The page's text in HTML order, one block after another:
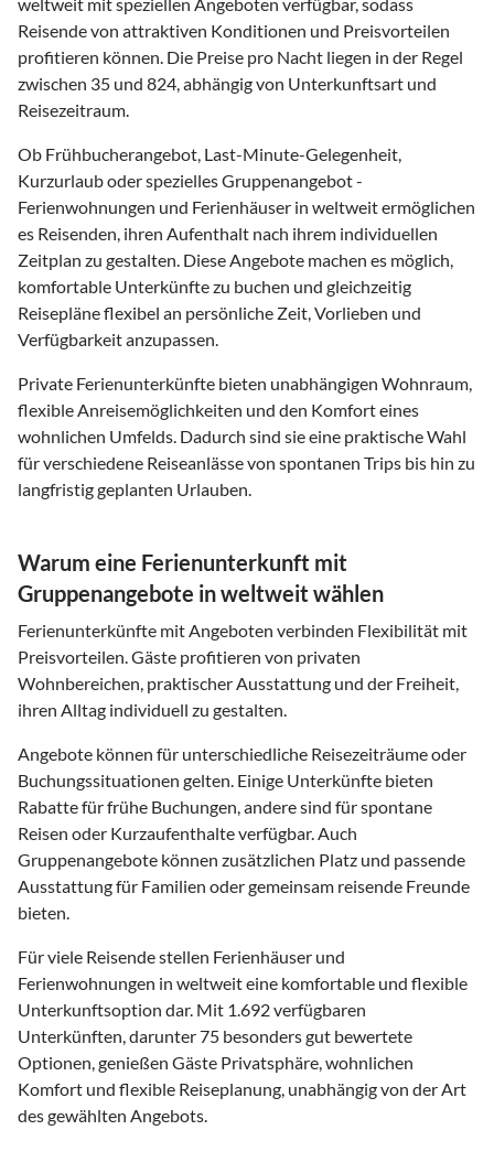
Reisende von attraktiven Konditionen und Preisvorteilen
profitieren können. Die Preise pro Nacht liegen in der Regel
zwischen 35 und 824, abhängig von Unterkunftsart und
Reisezeitraum.
Ob Frühbucherangebot, Last-Minute-Gelegenheit,
Kurzurlaub oder spezielles Gruppenangebot -
Ferienwohnungen und Ferienhäuser in weltweit ermöglichen
es Reisenden, ihren Aufenthalt nach ihrem individuellen
Zeitplan zu gestalten. Diese Angebote machen es möglich,
komfortable Unterkünfte zu buchen und gleichzeitig
Reisepläne flexibel an persönliche Zeit, Vorlieben und
Verfügbarkeit anzupassen.
Private Ferienunterkünfte bieten unabhängigen Wohnraum,
flexible Anreisemöglichkeiten und den Komfort eines
wohnlichen Umfelds. Dadurch sind sie eine praktische Wahl
für verschiedene Reiseanlässe von spontanen Trips bis hin zu
langfristig geplanten Urlauben.
Warum eine Ferienunterkunft mit
Gruppenangebote in weltweit wählen
Ferienunterkünfte mit Angeboten verbinden Flexibilität mit
Preisvorteilen. Gäste profitieren von privaten
Wohnbereichen, praktischer Ausstattung und der Freiheit,
ihren Alltag individuell zu gestalten.
Angebote können für unterschiedliche Reisezeiträume oder
Buchungssituationen gelten. Einige Unterkünfte bieten
Rabatte für frühe Buchungen, andere sind für spontane
Reisen oder Kurzaufenthalte verfügbar. Auch
Gruppenangebote können zusätzlichen Platz und passende
Ausstattung für Familien oder gemeinsam reisende Freunde
bieten.
Für viele Reisende stellen Ferienhäuser und
Ferienwohnungen in weltweit eine komfortable und flexible
Unterkunftsoption dar. Mit 1.692 verfügbaren
Unterkünften, darunter 75 besonders gut bewertete
Optionen, genießen Gäste Privatsphäre, wohnlichen
Komfort und flexible Reiseplanung, unabhängig von der Art
des gewählten Angebots.